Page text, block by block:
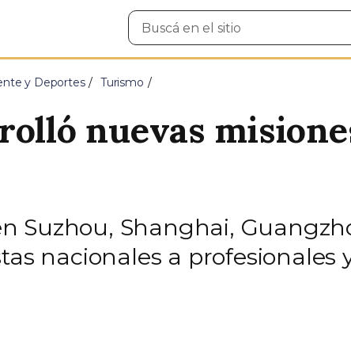
Buscar
en
y Deportes Turismo
nuevas
Suzhou, Shanghai,
nacionales a profesionales